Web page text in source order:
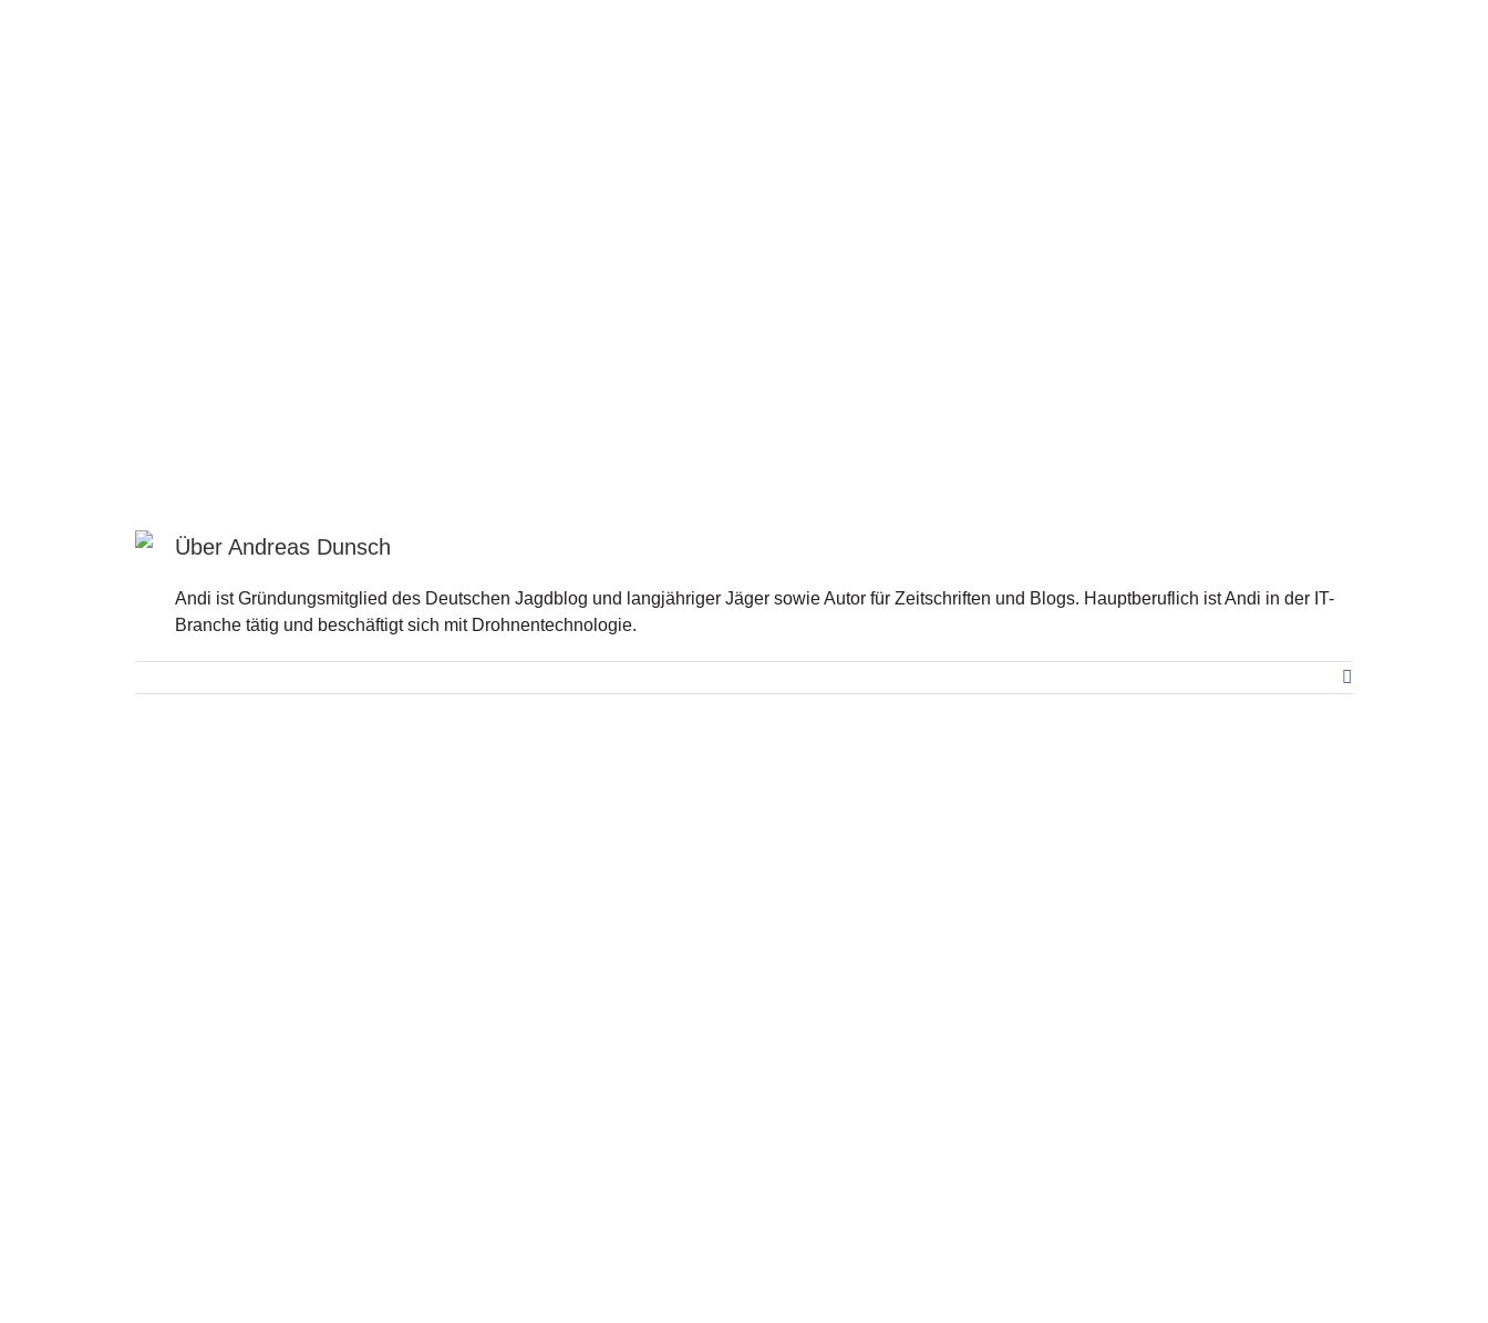
Über Andreas Dunsch
Andi ist Gründungsmitglied des Deutschen Jagdblog und langjähriger Jäger sowie Autor für Zeitschriften und Blogs. Hauptberuflich ist Andi in der IT-
Branche tätig und beschäftigt sich mit Drohnentechnologie.